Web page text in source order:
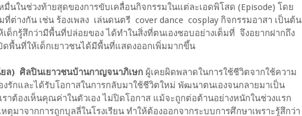
นในช่วงท้ายสุดของการขับเคลื่อนกิจกรรมในแต่ละเอดพิโสด (Episode) โดย
ต่างกัน เช่น ร้องเพลง เล่นดนตรี cover dance cosplay กิจกรรมอาสา เป็นต้น
ด็กรู้สึกว่ามีพื้นที่ปล่อยของ ได้ทำในสิ่งที่ตนเองชอบอย่างเต็มที่ จึงอยากฝากถึง
ดพื้นที่ให้เด็กเยาวชนได้มีพื้นที่แสดงออกเพิ่มมากขึ้น
ล) ศิลปินเยาวชนบ้านกาญจนาภิเษก ผู้เคยผิดพลาดในการใช้ชีวิตจากใช้ความ
งรักและได้รับโอกาสในการกลับมาใช้ชีวิตใหม่ พัฒนาตนเองจนกลายมาเป็น
าต้องเห็นคุณค่าในตัวเอง ไม่ปิดโอกาส แม้จะถูกต่อต้านอย่างหนักในช่วงแรก
ตุมาจากการถูกบุลลี่ในโรงเรียน ทำให้ต้องออกจากระบบการศึกษาเพราะรู้สึกว่า